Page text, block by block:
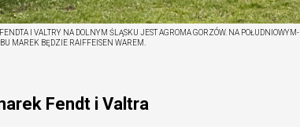
I VALTRY NA DOLNYM ŚLĄSKU JEST AGROMA GORZÓW. NA POŁUDNIOWYM-
MAREK BĘDZIE RAIFFEISEN WAREM.
Fendt i Valtra